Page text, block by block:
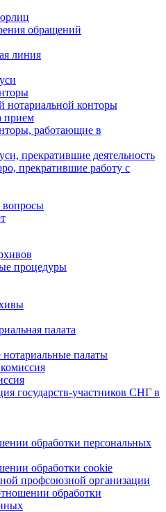
обращений
линия
конторы
прием
работающие в
прекратившие деятельность
прекратившие работу с
вопросы
процедуры
палата
палаты
государств-участников СНГ в
обработки персональных
обработки cookie
профсоюзной организации
обработки